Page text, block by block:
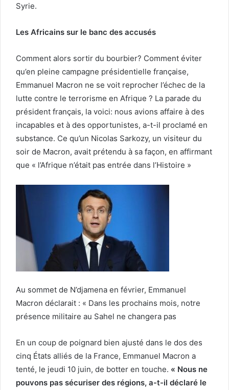
Syrie.
Les Africains sur le banc des accusés
Comment alors sortir du bourbier? Comment éviter
qu’en pleine campagne présidentielle française,
Emmanuel Macron ne se voit reprocher l’échec de la
lutte contre le terrorisme en Afrique ? La parade du
président français, la voici: nous avions affaire à des
incapables et à des opportunistes, a-t-il proclamé en
substance. Ce qu’un Nicolas Sarkozy, un visiteur du
soir de Macron, avait prétendu à sa façon, en affirmant
que « l’Afrique n’était pas entrée dans l’Histoire »
Au sommet de N’djamena en février, Emmanuel
Macron déclarait : « Dans les prochains mois, notre
présence militaire au Sahel ne changera pas
En un coup de poignard bien ajusté dans le dos des
cinq États alliés de la France, Emmanuel Macron a
tenté, le jeudi 10 juin, de botter en touche. « Nous ne
pouvons pas sécuriser des régions, a-t-il déclaré le